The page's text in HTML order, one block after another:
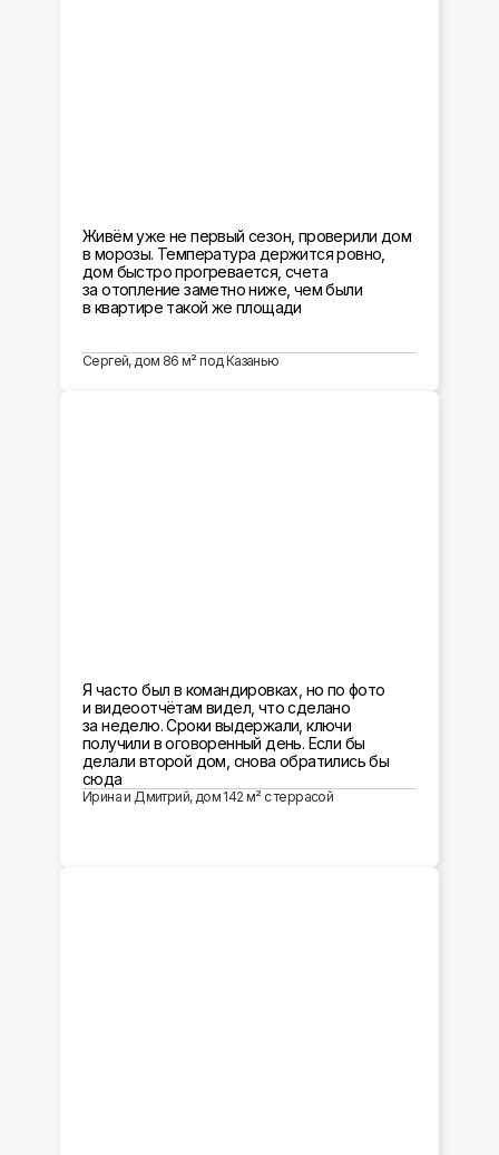
Живём уже не первый сезон, проверили дом
в морозы. Температура держится ровно,
дом быстро прогревается, счета
за отопление заметно ниже, чем были
в квартире такой же площади
Сергей, дом 86 м² под Казанью
Я часто был в командировках, но по фото
и видеоотчётам видел, что сделано
за неделю. Сроки выдержали, ключи
получили в оговоренный день. Если бы
делали второй дом, снова обратились бы
сюда
Ирина и Дмитрий, дом 142 м² с террасой